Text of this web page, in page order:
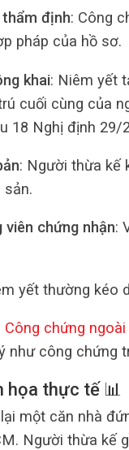
định: Công
pháp của hồ sơ.
khai: Niêm yết
cuối cùng của
18 Nghị định 29/
: Người thừa kế
sản.
viên chứng nhận:
yết thường kéo
Công chứng
như công chứng
họa thực tế 📊
một căn nhà
Người thừa kế